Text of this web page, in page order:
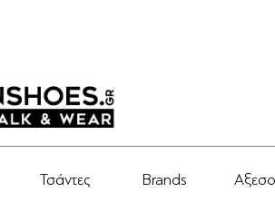
Τσάντες Brands